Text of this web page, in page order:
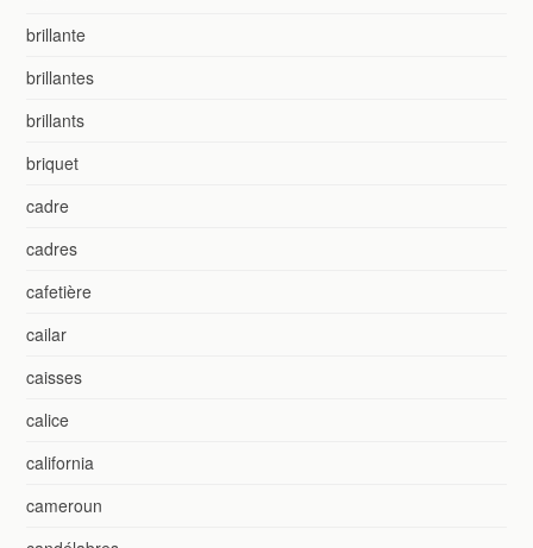
brillante
brillantes
brillants
briquet
cadre
cadres
cafetière
cailar
caisses
calice
california
cameroun